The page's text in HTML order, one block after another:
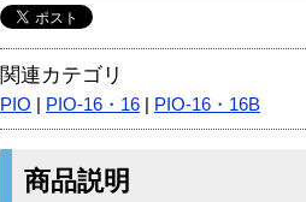
関連カテゴリ
PIO PIO-16・16 PIO-16・16B
商品説明